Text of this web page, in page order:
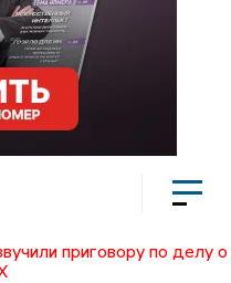
приговору по делу о